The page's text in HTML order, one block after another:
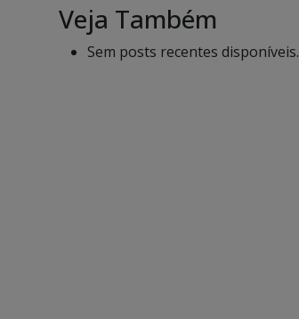
Veja Também
Sem posts recentes disponíveis.